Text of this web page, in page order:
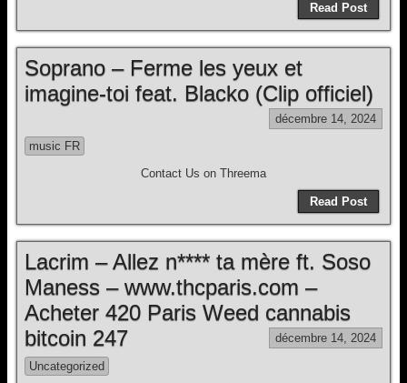
Read Post
Soprano – Ferme les yeux et
imagine-toi feat. Blacko (Clip officiel)
décembre 14, 2024
music FR
Contact Us on Threema
Read Post
Lacrim – Allez n**** ta mère ft. Soso
Maness – www.thcparis.com –
Acheter 420 Paris Weed cannabis
bitcoin 247
décembre 14, 2024
Uncategorized